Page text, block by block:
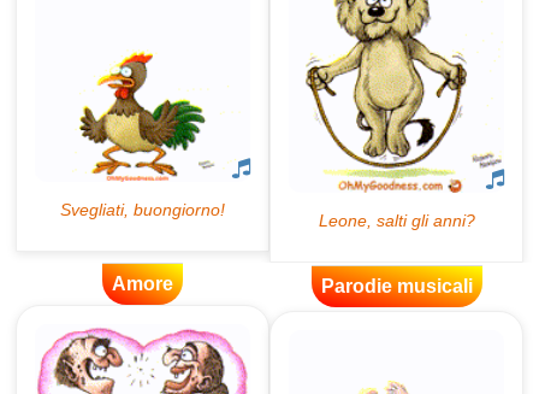
Amore Parodie musicali